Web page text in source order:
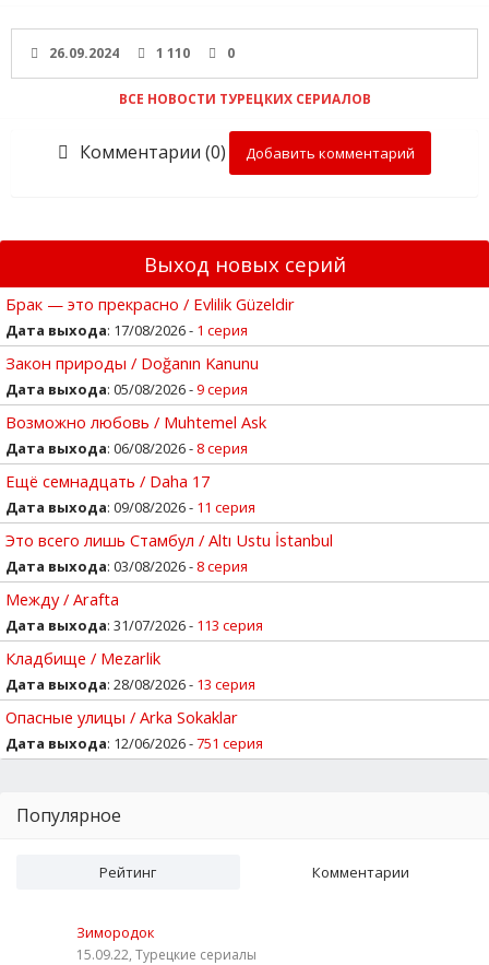
26.09.2024 1 110 0
ВСЕ НОВОСТИ ТУРЕЦКИХ СЕРИАЛОВ
Комментарии (0) Добавить комментарий
Выход новых серий
Брак — это прекрасно / Evlilik Güzeldir
Дата выхода: 17/08/2026 - 1 серия
Закон природы / Doğanın Kanunu
Дата выхода: 05/08/2026 -9 серия
Возможно любовь / Muhtemel Ask
Дата выхода: 06/08/2026 - 8 серия
Ещё семнадцать / Daha 17
Дата выхода: 09/08/2026 - 11 серия
Это всего лишь Стамбул / Altı Ustu İstanbul
Дата выхода: 03/08/2026 - 8 серия
Между / Arafta
Дата выхода: 31/07/2026 - 113 серия
Кладбище / Mezarlik
Дата выхода: 28/08/2026 - 13 серия
Опасные улицы / Arka Sokaklar
Дата выхода: 12/06/2026 -751 серия
Популярное
Рейтинг Комментарии
Зимородок
15.09.22, Турецкие сериалы